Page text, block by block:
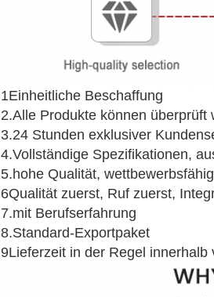
1Einheitliche Beschaffung
2.Alle Produkte können überprüft
3.24 Stunden exklusiver
4.Vollständige Spezifikationen,
5.hohe Qualität,
6Qualität zuerst, Ruf zuerst,
7.mit Berufserfahrung
8.Standard-Exportpaket
9Lieferzeit in der Regel innerhalb